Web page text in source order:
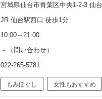
宮城県仙台市青葉区中央1-2-3 仙
JR 仙台駅西口 徒歩1分
10:00～21:00
－（問い合わせ）
022-265-5781
もみほぐし 女性もおすすめ